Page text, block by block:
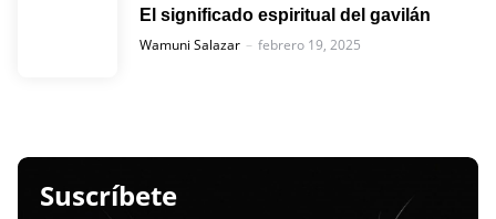
El significado espiritual del gavilán
Posted
Wamuni Salazar febrero 19, 2025
Suscríbete